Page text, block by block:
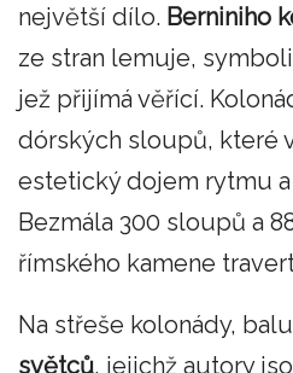
největší dílo. Berniniho
ze stran lemuje,
jež přijímá věřící.
dórských sloupů, které
estetický dojem rytmu
Bezmála 300 sloupů a
římského kamene
Na střeše kolonády,
světců, jejichž autory